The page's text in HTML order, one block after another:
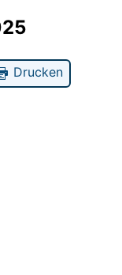
Drucken